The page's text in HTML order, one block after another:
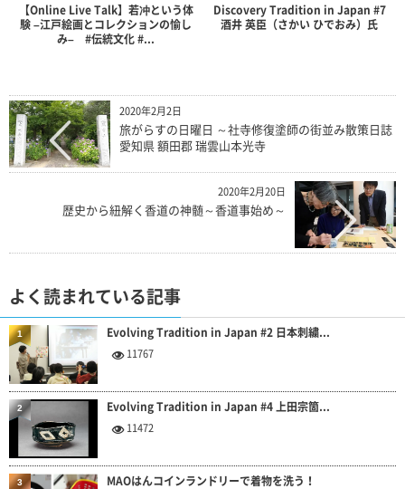
【Online Live Talk】若冲という体
験 –江戸絵画とコレクションの愉し
み– #伝統文化 #...
Discovery Tradition in Japan #7
酒井 英臣（さかい ひでおみ）氏
2020年2月2日
旅がらすの日曜日 ～社寺修復塗師の街並み散策日誌
愛知県 額田郡 瑞雲山本光寺
2020年2月20日
歴史から紐解く香道の神髄～香道事始め～
よく読まれている記事
Evolving Tradition in Japan #2 日本刺繍...
11767
1
Evolving Tradition in Japan #4 上田宗箇...
11472
2
MAOはんコインランドリーで着物を洗う！
3